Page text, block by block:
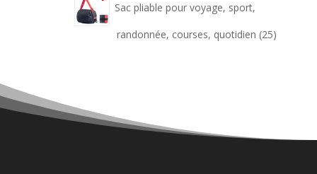
Sac pliable pour voyage, sport,
randonnée, courses, quotidien 2525